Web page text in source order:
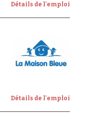
Détails de l'emploi
Détails de l'emploi